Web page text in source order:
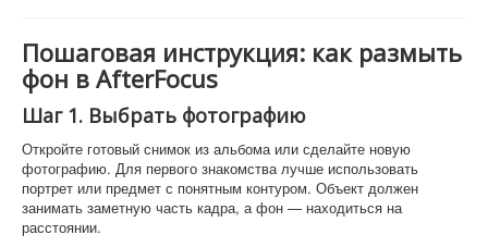
Пошаговая инструкция: как размыть
фон в AfterFocus
Шаг 1. Выбрать фотографию
Откройте готовый снимок из альбома или сделайте новую
фотографию. Для первого знакомства лучше использовать
портрет или предмет с понятным контуром. Объект должен
занимать заметную часть кадра, а фон — находиться на
расстоянии.